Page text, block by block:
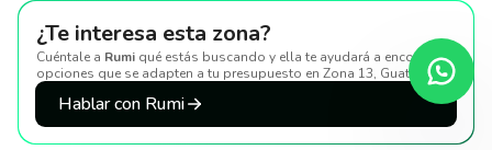
¿Te interesa esta zona?
Cuéntale a Rumi qué estás buscando y ella te ayudará a encontrar
opciones que se adapten a tu presupuesto en Zona 13, Guatemala.
Hablar con Rumi